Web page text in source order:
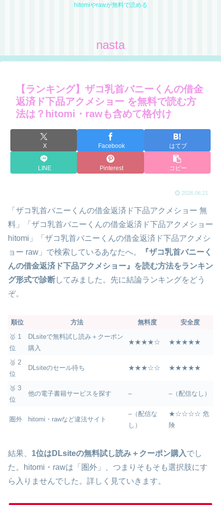
hitomiやrawが無料で読める
nasta
【ランキング】ザコ乳首バニーくんの借金
返済ド下品アクメショー を無料で読む方
法は？hitomi・rawも含めて格付け
X Facebook はてブ
LINE Pinterest コピー
2026.06.21
「ザコ乳首バニーくんの借金返済ド下品アクメショー 無
料」「ザコ乳首バニーくんの借金返済ド下品アクメショー
hitomi」「ザコ乳首バニーくんの借金返済ド下品アクメシ
ョー raw」で検索しているあなたへ。
『ザコ乳首バニーく
んの借金返済ド下品アクメショー』を読む方法をランキン
グ形式で診断してみました。先に結論ランキングをどう
ぞ。
順位 方法 無料度
安全度
🥇 1
位
DLsiteで無料試し読み＋クーポン
購入
★★★★☆ ★★★★★
🥈 2
位
DLsiteのセール待ち ★★★☆☆ ★★★★★
🥉 3
位
他の電子書籍サービスを探す – –（配信なし）
圏外 hitomi・rawなど違法サイト
–（配信な
し）
★☆☆☆☆ 危
険
結果、 1位はDLsiteの無料試し読み＋クーポン購入でし
た。hitomi・rawは「圏外」、つまりそもそも選択肢にす
ら入りませんでした。詳しく見ていきます。